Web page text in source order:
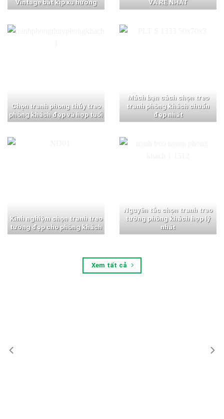
Vintage bắt kịp xu hướng VÀ RẺ NHẤT
Chọn tranh phong thủy treo
phòng khách đẹp và hợp tuổi
Mách bạn cách chọn treo
tranh phòng khách chuẩn
đẹp nhất
Kinh nghiệm chọn tranh treo
tường đẹp cho phòng khách
Nguyên tắc chọn tranh treo
tường phòng khách hợp lý
nhất
Xem tất cả